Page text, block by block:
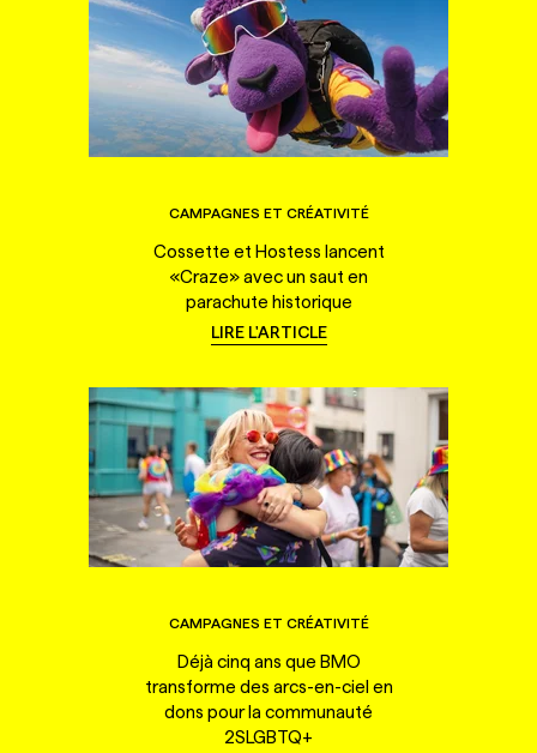
CAMPAGNES ET CRÉATIVITÉ
Cossette et Hostess lancent
«Craze» avec un saut en
parachute historique
LIRE L'ARTICLE
CAMPAGNES ET CRÉATIVITÉ
Déjà cinq ans que BMO
transforme des arcs-en-ciel en
dons pour la communauté
2SLGBTQ+